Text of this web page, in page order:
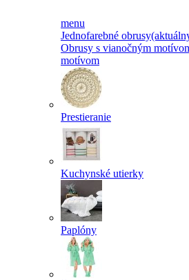
menu
Jednofarebné obrusy
Obrusy s vianočným
motívom
Prestieranie
Kuchynské utierky
Paplóny